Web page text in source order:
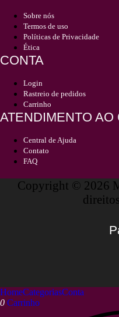
Sobre nós
Termos de uso
Políticas de Privacidade
Ética
CONTA
Login
Rastreio de pedidos
Carrinho
ATENDIMENTO AO
Central de Ajuda
Contato
FAQ
Copyright © 2026
HomeCategoriasConta
0 Carrinho